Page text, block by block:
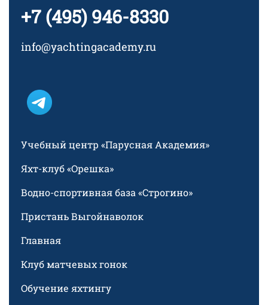
+7 (495) 946-8330
info@yachtingacademy.ru
Учебный центр «Парусная Академия»
Яхт-клуб «Орешка»
Водно-спортивная база «Строгино»
Пристань Выгойнаволок
Главная
Клуб матчевых гонок
Обучение яхтингу